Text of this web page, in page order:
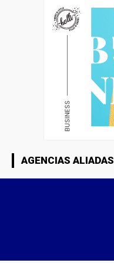
AGENCIAS ALIADAS